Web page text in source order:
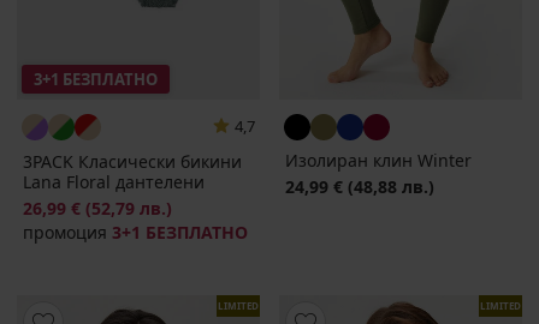
3+1 БЕЗПЛАТНО
4,7
3PACK Класически бикини
Lana Floral дантелени
26,99 € (52,79 лв.)
промоция 3+1 БЕЗПЛАТНО
Изолиран клин Winter
24,99 € (48,88 лв.)
LIMITED LIMITED